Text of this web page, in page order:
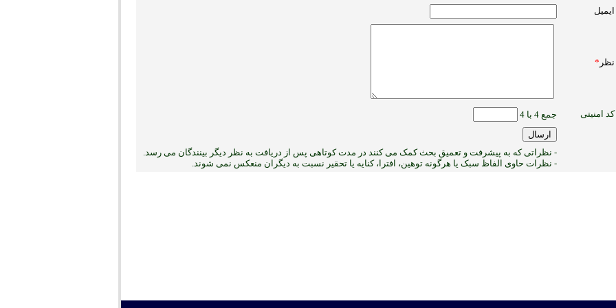
ایمیل
نظر *
کد امنیتی جمع 4 با 4
- نظراتی که به پیشرفت و تعمیق بحث کمک می کنند در مدت کوتاهی پس از دریافت به نظر دیگر بینندگان می رسد.
- نظرات حاوی الفاظ سبک یا هرگونه توهین، افترا، کنایه یا تحقیر نسبت به دیگران منعکس نمی ‏شوند.